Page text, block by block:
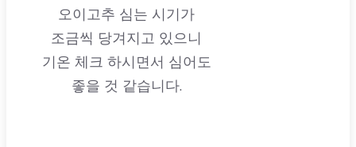
오이고추 심는 시기가
조금씩 당겨지고 있으니
기온 체크 하시면서 심어도
좋을 것 같습니다.